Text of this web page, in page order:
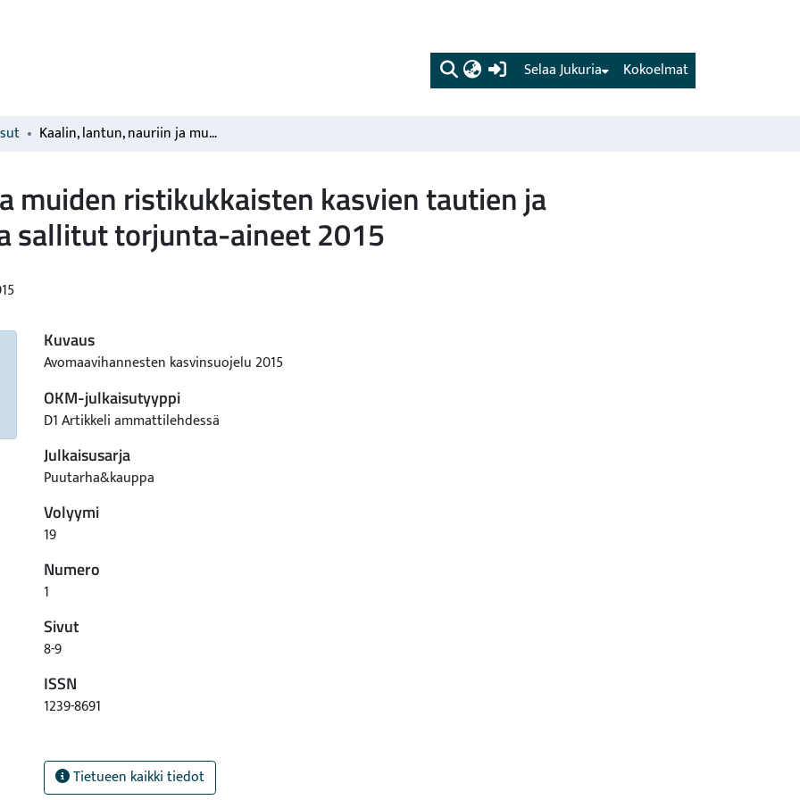
(current) Kokoelmat
Selaa Jukuria
Kaalin, lantun, nauriin ja muiden ristikukkaisten kasvien tautien ja tuholaisten torjunnassa sallitut torjunta-aineet 2015
muiden ristikukkaisten kasvien tautien ja
sallitut torjunta-aineet 2015
Kuvaus
Avomaavihannesten kasvinsuojelu 2015
OKM-julkaisutyyppi
D1 Artikkeli ammattilehdessä
Julkaisusarja
Puutarha&kauppa
Volyymi
19
Numero
1
Sivut
8-9
ISSN
1239-8691
Tietueen kaikki tiedot